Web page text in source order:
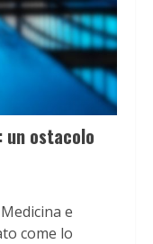
ostacolo
e
come lo